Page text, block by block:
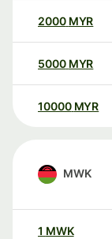
2000 MYR
5000 MYR
10000 MYR
MWK
1 MWK